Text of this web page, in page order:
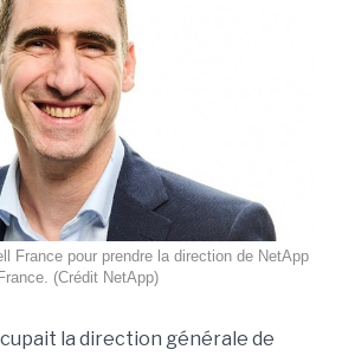
France pour prendre la direction de NetApp
France. (Crédit NetApp)
la direction générale de